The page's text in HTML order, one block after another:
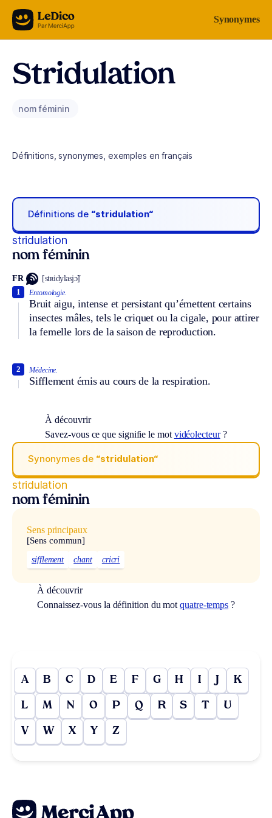
Aller au contenu Synonymes
Stridulation
nom féminin
Définitions, synonymes, exemples en français
Définitions de “stridulation“
stridulation
nom féminin
FR [stʀidylasjɔ̃]
Entomologie.
Bruit aigu, intense et persistant qu’émettent certains
insectes mâles, tels le criquet ou la cigale, pour attirer
la femelle lors de la saison de reproduction.
1
Médecine.
Sifflement émis au cours de la respiration.
2
À découvrir
Savez-vous ce que signifie le mot vidéolecteur?
Synonymes de “stridulation“
stridulation
nom féminin
Sens principaux
[Sens commun]
sifflement chant cricri
À découvrir
Connaissez-vous la définition du motquatre-temps ?
A B C D E F G H I J K
L M N O P Q R S T U
V W X Y Z